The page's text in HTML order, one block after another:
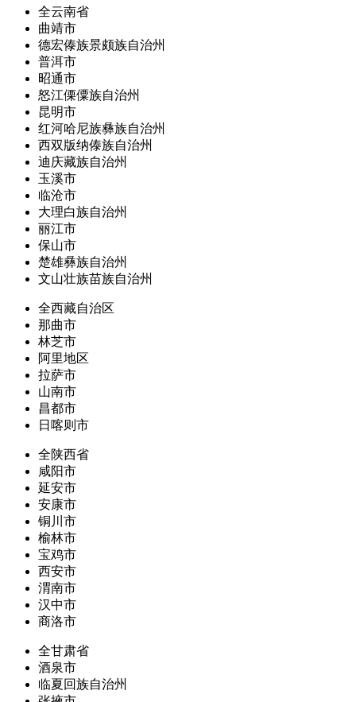
全云南省
曲靖市
德宏傣族景颇族自治州
普洱市
昭通市
怒江傈僳族自治州
昆明市
红河哈尼族彝族自治州
西双版纳傣族自治州
迪庆藏族自治州
玉溪市
临沧市
大理白族自治州
丽江市
保山市
楚雄彝族自治州
文山壮族苗族自治州
全西藏自治区
那曲市
林芝市
阿里地区
拉萨市
山南市
昌都市
日喀则市
全陕西省
咸阳市
延安市
安康市
铜川市
榆林市
宝鸡市
西安市
渭南市
汉中市
商洛市
全甘肃省
酒泉市
临夏回族自治州